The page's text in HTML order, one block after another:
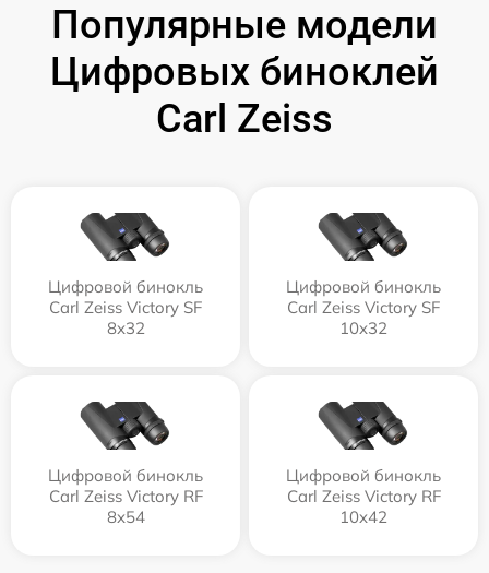
Популярные модели
Цифровых биноклей
Carl Zeiss
Цифровой бинокль
Carl Zeiss Victory SF
8x32
Цифровой бинокль
Carl Zeiss Victory SF
10x32
Цифровой бинокль
Carl Zeiss Victory RF
8x54
Цифровой бинокль
Carl Zeiss Victory RF
10x42